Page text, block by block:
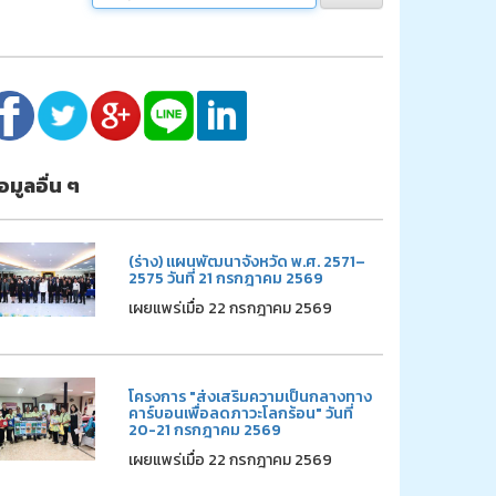
มูลอื่น ๆ
(ร่าง) แผนพัฒนาจังหวัด พ.ศ. 2571–
2575 วันที่ 21 กรกฎาคม 2569
เผยแพร่เมื่อ 22 กรกฎาคม 2569
โครงการ "ส่งเสริมความเป็นกลางทาง
คาร์บอนเพื่อลดภาวะโลกร้อน" วันที่
20-21 กรกฎาคม 2569
เผยแพร่เมื่อ 22 กรกฎาคม 2569